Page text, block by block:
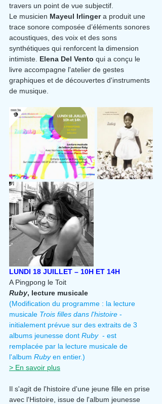
travers un point de vue subjectif.
Le musicien Mayeul Irlinger a produit une
trace sonore composée d’éléments sonores
acoustiques, des voix et des sons
synthétiques qui renforcent la dimension
intimiste. Elena Del Vento qui a conçu le
livre accompagne l'atelier de gestes
graphiques et de découvertes d'instruments
de musique.
LUNDI 18 JUILLET – 10H ET 14H
A Pingpong le Toit
Ruby, lecture musicale
(Modification du programme : la lecture
musicale Trois filles dans l'histoire -
initialement prévue sur des extraits de 3
albums jeunesse dont Ruby - est
remplacée par la lecture musicale de
l'album Ruby en entier.)
> En savoir plus
Il s'agit de l'histoire d'une jeune fille en prise
avec l'Histoire, issue de l'album jeunesse